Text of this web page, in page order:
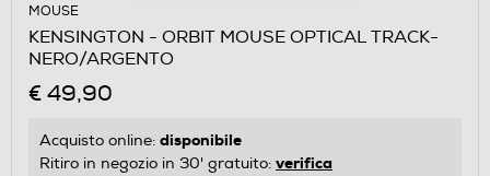
MOUSE
KENSINGTON - ORBIT MOUSE OPTICAL TRACK-
NERO/ARGENTO
€ 49,90
Acquisto online: disponibile
Ritiro in negozio in 30' gratuito: verifica